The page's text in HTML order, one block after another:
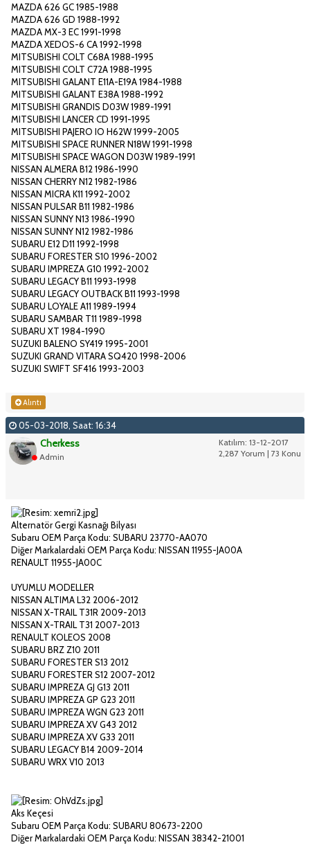
MAZDA 626 GC 1985-1988
MAZDA 626 GD 1988-1992
MAZDA MX-3 EC 1991-1998
MAZDA XEDOS-6 CA 1992-1998
MITSUBISHI COLT C68A 1988-1995
MITSUBISHI COLT C72A 1988-1995
MITSUBISHI GALANT E11A-E19A 1984-1988
MITSUBISHI GALANT E38A 1988-1992
MITSUBISHI GRANDIS D03W 1989-1991
MITSUBISHI LANCER CD 1991-1995
MITSUBISHI PAJERO IO H62W 1999-2005
MITSUBISHI SPACE RUNNER N18W 1991-1998
MITSUBISHI SPACE WAGON D03W 1989-1991
NISSAN ALMERA B12 1986-1990
NISSAN CHERRY N12 1982-1986
NISSAN MICRA K11 1992-2002
NISSAN PULSAR B11 1982-1986
NISSAN SUNNY N13 1986-1990
NISSAN SUNNY N12 1982-1986
SUBARU E12 D11 1992-1998
SUBARU FORESTER S10 1996-2002
SUBARU IMPREZA G10 1992-2002
SUBARU LEGACY B11 1993-1998
SUBARU LEGACY OUTBACK B11 1993-1998
SUBARU LOYALE A11 1989-1994
SUBARU SAMBAR T11 1989-1998
SUBARU XT 1984-1990
SUZUKI BALENO SY419 1995-2001
SUZUKI GRAND VITARA SQ420 1998-2006
SUZUKI SWIFT SF416 1993-2003
Alıntı
05-03-2018, Saat: 16:34
Katılım: 13-12-2017
2,287 Yorum | 73 Konu
Cherkess
Admin
Alternatör Gergi Kasnağı Bilyası
Subaru OEM Parça Kodu: SUBARU 23770-AA070
Diğer Markalardaki OEM Parça Kodu: NISSAN 11955-JA00A
RENAULT 11955-JA00C
UYUMLU MODELLER
NISSAN ALTIMA L32 2006-2012
NISSAN X-TRAIL T31R 2009-2013
NISSAN X-TRAIL T31 2007-2013
RENAULT KOLEOS 2008
SUBARU BRZ Z10 2011
SUBARU FORESTER S13 2012
SUBARU FORESTER S12 2007-2012
SUBARU IMPREZA GJ G13 2011
SUBARU IMPREZA GP G23 2011
SUBARU IMPREZA WGN G23 2011
SUBARU IMPREZA XV G43 2012
SUBARU IMPREZA XV G33 2011
SUBARU LEGACY B14 2009-2014
SUBARU WRX V10 2013
Aks Keçesi
Subaru OEM Parça Kodu: SUBARU 80673-2200
Diğer Markalardaki OEM Parça Kodu: NISSAN 38342-21001